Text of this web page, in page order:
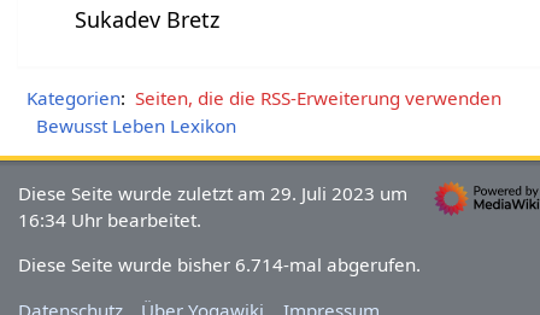
Sukadev Bretz
Kategorien: Seiten, die die RSS-Erweiterung verwenden
Bewusst Leben Lexikon
Diese Seite wurde zuletzt am 29. Juli 2023 um
16:34 Uhr bearbeitet.
Diese Seite wurde bisher 6.714-mal abgerufen.
Datenschutz
Über Yogawiki Impressum